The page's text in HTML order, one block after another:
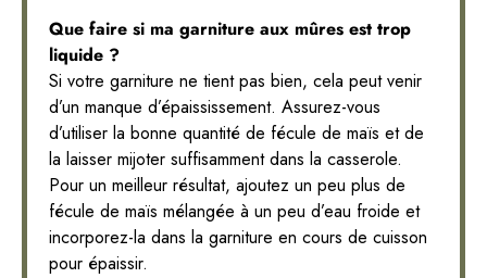
Que faire si ma garniture aux mûres est trop
liquide ?
Si votre garniture ne tient pas bien, cela peut venir
d’un manque d’épaississement. Assurez-vous
d’utiliser la bonne quantité de fécule de maïs et de
la laisser mijoter suffisamment dans la casserole.
Pour un meilleur résultat, ajoutez un peu plus de
fécule de maïs mélangée à un peu d’eau froide et
incorporez-la dans la garniture en cours de cuisson
pour épaissir.